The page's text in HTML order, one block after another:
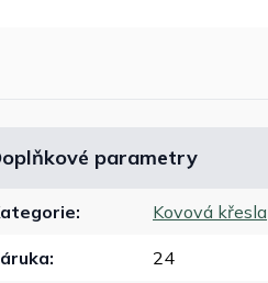
parametry
: Kovová křesla
: 24